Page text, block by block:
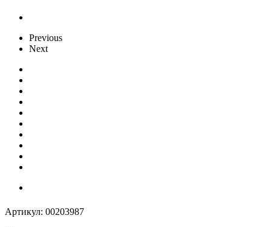
Previous
Next
Артикул: 00203987